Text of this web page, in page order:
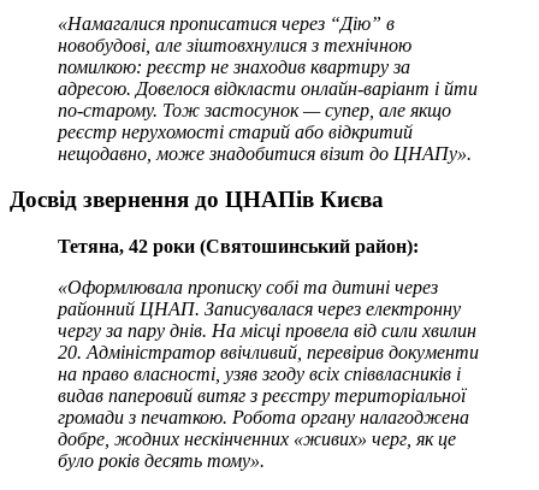
«Намагалися прописатися через “Дію” в
новобудові, але зіштовхнулися з технічною
помилкою: реєстр не знаходив квартиру за
адресою. Довелося відкласти онлайн-варіант і йти
по-старому. Тож застосунок — супер, але якщо
реєстр нерухомості старий або відкритий
нещодавно, може знадобитися візит до ЦНАПу».
Досвід звернення до ЦНАПів Києва
Тетяна, 42 роки (Святошинський район):
«Оформлювала прописку собі та дитині через
районний ЦНАП. Записувалася через електронну
чергу за пару днів. На місці провела від сили хвилин
20. Адміністратор ввічливий, перевірив документи
на право власності, узяв згоду всіх співвласників і
видав паперовий витяг з реєстру територіальної
громади з печаткою. Робота органу налагоджена
добре, жодних нескінченних «живих» черг, як це
було років десять тому».